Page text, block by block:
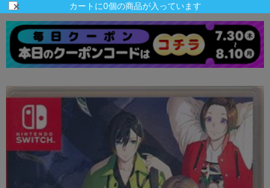
カートに0個の商品が入っています